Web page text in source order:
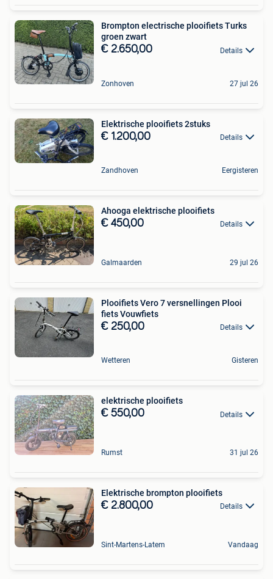
Brompton electrische plooifiets Turks
groen zwart
€ 2.650,00 Details
Zonhoven 27 jul 26
Elektrische plooifiets 2stuks
€ 1.200,00 Details
Zandhoven Eergisteren
Ahooga elektrische plooifiets
€ 450,00 Details
Galmaarden 29 jul 26
Plooifiets Vero 7 versnellingen Plooi
fiets Vouwfiets
€ 250,00 Details
Wetteren Gisteren
elektrische plooifiets
€ 550,00 Details
Rumst 31 jul 26
Elektrische brompton plooifiets
€ 2.800,00 Details
Sint-Martens-Latem Vandaag